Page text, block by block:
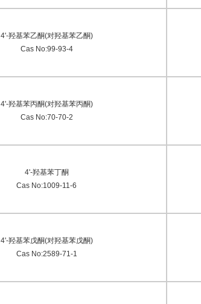
4'-羟基苯乙酮(对羟基苯乙酮)
Cas No:99-93-4
4'-羟基苯丙酮(对羟基苯丙酮)
Cas No:70-70-2
4'-羟基苯丁酮
Cas No:1009-11-6
4'-羟基苯戊酮(对羟基苯戊酮)
Cas No:2589-71-1